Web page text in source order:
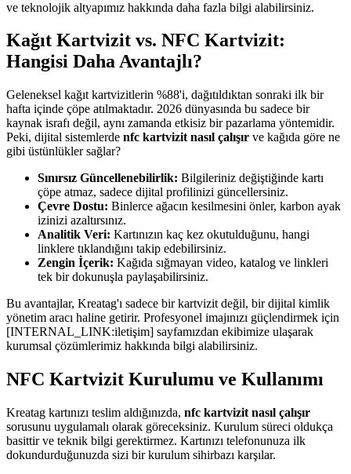
ve teknolojik altyapımız hakkında daha fazla bilgi alabilirsiniz.
Kağıt Kartvizit vs. NFC Kartvizit:
Hangisi Daha Avantajlı?
Geleneksel kağıt kartvizitlerin %88'i, dağıtıldıktan sonraki ilk bir
hafta içinde çöpe atılmaktadır. 2026 dünyasında bu sadece bir
kaynak israfı değil, aynı zamanda etkisiz bir pazarlama yöntemidir.
Peki, dijital sistemlerde nfc kartvizit nasıl çalışır ve kağıda göre ne
gibi üstünlükler sağlar?
Sınırsız Güncellenebilirlik: Bilgileriniz değiştiğinde kartı
çöpe atmaz, sadece dijital profilinizi güncellersiniz.
Çevre Dostu: Binlerce ağacın kesilmesini önler, karbon ayak
izinizi azaltırsınız.
Analitik Veri: Kartınızın kaç kez okutulduğunu, hangi
linklere tıklandığını takip edebilirsiniz.
Zengin İçerik: Kağıda sığmayan video, katalog ve linkleri
tek bir dokunuşla paylaşabilirsiniz.
Bu avantajlar, Kreatag'ı sadece bir kartvizit değil, bir dijital kimlik
yönetim aracı haline getirir. Profesyonel imajınızı güçlendirmek için
[INTERNAL_LINK:iletişim] sayfamızdan ekibimize ulaşarak
kurumsal çözümlerimiz hakkında bilgi alabilirsiniz.
NFC Kartvizit Kurulumu ve Kullanımı
Kreatag kartınızı teslim aldığınızda, nfc kartvizit nasıl çalışır
sorusunu uygulamalı olarak göreceksiniz. Kurulum süreci oldukça
basittir ve teknik bilgi gerektirmez. Kartınızı telefonunuza ilk
dokundurduğunuzda sizi bir kurulum sihirbazı karşılar.